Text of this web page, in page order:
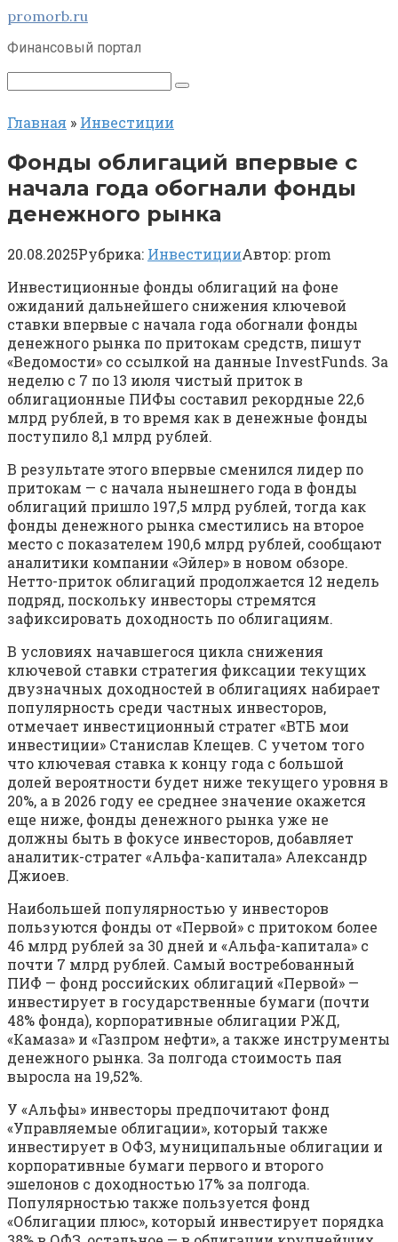
Перейти
контенту
promorb.ru
Финансовый портал
Поиск:
Главная » Инвестиции
Фонды облигаций впервые с
начала года обогнали фонды
денежного рынка
20.08.2025Рубрика: ИнвестицииАвтор: prom
Инвестиционные фонды облигаций на фоне
ожиданий дальнейшего снижения ключевой
ставки впервые с начала года обогнали фонды
денежного рынка по притокам средств, пишут
«Ведомости» со ссылкой на данные InvestFunds. За
неделю с 7 по 13 июля чистый приток в
облигационные ПИФы составил рекордные 22,6
млрд рублей, в то время как в денежные фонды
поступило 8,1 млрд рублей.
В результате этого впервые сменился лидер по
притокам — с начала нынешнего года в фонды
облигаций пришло 197,5 млрд рублей, тогда как
фонды денежного рынка сместились на второе
место с показателем 190,6 млрд рублей, сообщают
аналитики компании «Эйлер» в новом обзоре.
Нетто-приток облигаций продолжается 12 недель
подряд, поскольку инвесторы стремятся
зафиксировать доходность по облигациям.
В условиях начавшегося цикла снижения
ключевой ставки стратегия фиксации текущих
двузначных доходностей в облигациях набирает
популярность среди частных инвесторов,
отмечает инвестиционный стратег «ВТБ мои
инвестиции» Станислав Клещев. С учетом того
что ключевая ставка к концу года с большой
долей вероятности будет ниже текущего уровня в
20%, а в 2026 году ее среднее значение окажется
еще ниже, фонды денежного рынка уже не
должны быть в фокусе инвесторов, добавляет
аналитик-стратег «Альфа-капитала» Александр
Джиоев.
Наибольшей популярностью у инвесторов
пользуются фонды от «Первой» с притоком более
46 млрд рублей за 30 дней и «Альфа-капитала» с
почти 7 млрд рублей. Самый востребованный
ПИФ — фонд российских облигаций «Первой» —
инвестирует в государственные бумаги (почти
48% фонда), корпоративные облигации РЖД,
«Камаза» и «Газпром нефти», а также инструменты
денежного рынка. За полгода стоимость пая
выросла на 19,52%.
У «Альфы» инвесторы предпочитают фонд
«Управляемые облигации», который также
инвестирует в ОФЗ, муниципальные облигации и
корпоративные бумаги первого и второго
эшелонов с доходностью 17% за полгода.
Популярностью также пользуется фонд
«Облигации плюс», который инвестирует порядка